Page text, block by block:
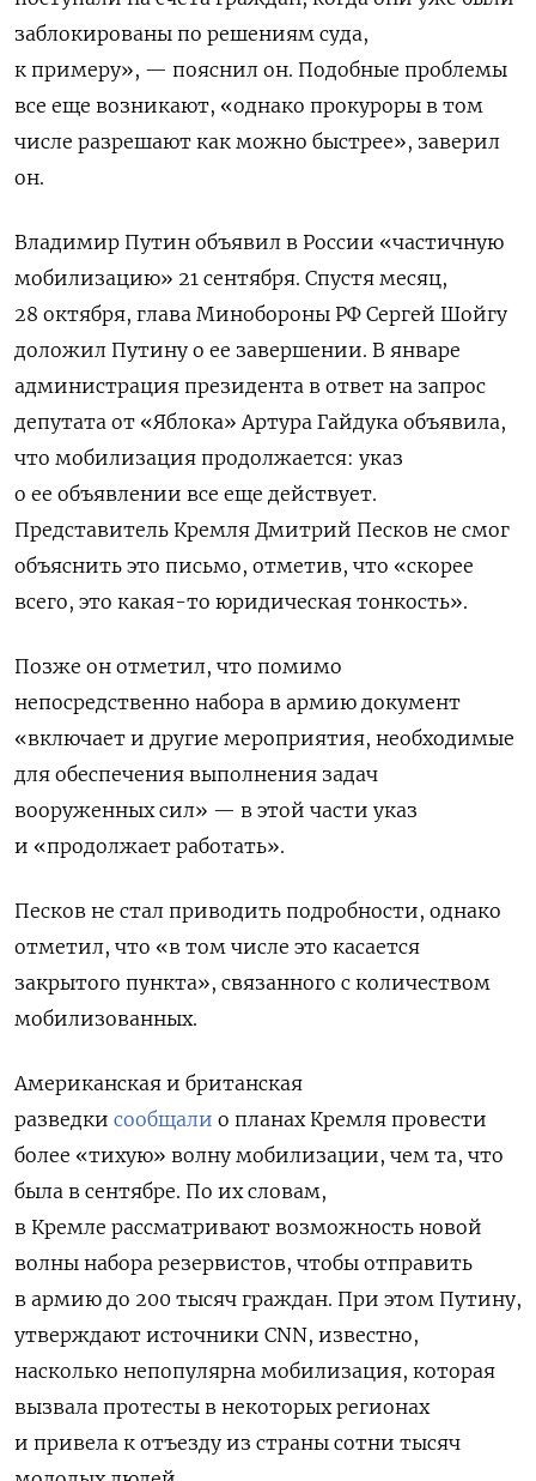
заблокированы по решениям суда,
к примеру», — пояснил он. Подобные проблемы
все еще возникают, «однако прокуроры в том
числе разрешают как можно быстрее», заверил
он.
Владимир Путин объявил в России «частичную
мобилизацию» 21 сентября. Спустя месяц,
28 октября, глава Минобороны РФ Сергей Шойгу
доложил Путину о ее завершении. В январе
администрация президента в ответ на запрос
депутата от «Яблока» Артура Гайдука объявила,
что мобилизация продолжается: указ
о ее объявлении все еще действует.
Представитель Кремля Дмитрий Песков не смог
объяснить это письмо, отметив, что «скорее
всего, это какая-то юридическая тонкость».
Позже он отметил, что помимо
непосредственно набора в армию документ
«включает и другие мероприятия, необходимые
для обеспечения выполнения задач
вооруженных сил» — в этой части указ
и «продолжает работать».
Песков не стал приводить подробности, однако
отметил, что «в том числе это касается
закрытого пункта», связанного с количеством
мобилизованных.
Американская и британская
разведки сообщали о планах Кремля провести
более «тихую» волну мобилизации, чем та, что
была в сентябре. По их словам,
в Кремле рассматривают возможность новой
волны набора резервистов, чтобы отправить
в армию до 200 тысяч граждан. При этом Путину,
утверждают источники CNN, известно,
насколько непопулярна мобилизация, которая
вызвала протесты в некоторых регионах
и привела к отъезду из страны сотни тысяч